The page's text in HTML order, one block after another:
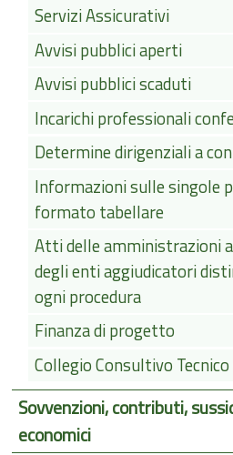
Servizi Assicurativi
Avvisi pubblici aperti
Avvisi pubblici scaduti
Incarichi professionali
Determine dirigenziali a
Informazioni sulle singole
formato tabellare
Atti delle amministrazioni
degli enti aggiudicatori
ogni procedura
Finanza di progetto
Collegio Consultivo Tecnico
Sovvenzioni, contributi,
economici